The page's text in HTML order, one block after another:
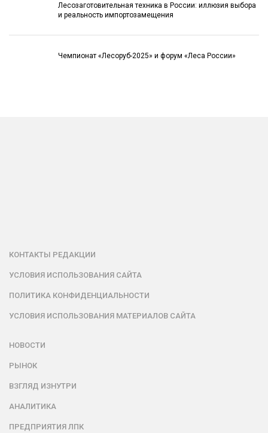
Лесозаготовительная техника в России: иллюзия выбора
и реальность импортозамещения
Чемпионат «Лесоруб-2025» и форум «Леса России»
КОНТАКТЫ РЕДАКЦИИ
УСЛОВИЯ ИСПОЛЬЗОВАНИЯ САЙТА
ПОЛИТИКА КОНФИДЕНЦИАЛЬНОСТИ
УСЛОВИЯ ИСПОЛЬЗОВАНИЯ МАТЕРИАЛОВ САЙТА
НОВОСТИ
РЫНОК
ВЗГЛЯД ИЗНУТРИ
АНАЛИТИКА
ПРЕДПРИЯТИЯ ЛПК